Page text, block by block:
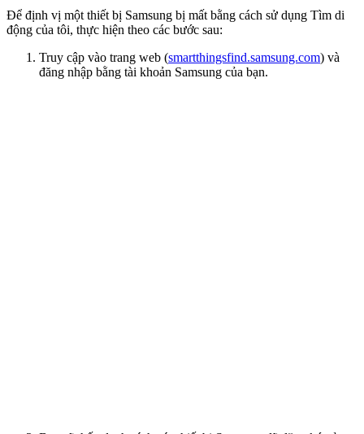
Để định vị một thiết bị Samsung bị mất bằng cách sử dụng Tìm di
động của tôi, thực hiện theo các bước sau:
Truy cập vào trang web (smartthingsfind.samsung.com) và
đăng nhập bằng tài khoản Samsung của bạn.